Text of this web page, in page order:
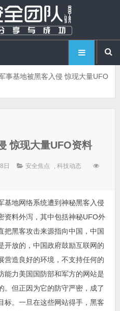
事基地被黑客入侵 惊现大量UFO
惊现大量UFO资料
日 安全焦点 ,科技动态
基地网络系统遭到神秘黑客入侵
资料外泻，其中包括神秘UFO外
把黑客攻击来源指向中国，中国
开放的，中国政府鼓励互联网的
营造良好的环境，不支持任何的
能力美国国防部和军方的网站是
。但正因为它的防守严密，成了
标。一旦在这些网站得手，黑客